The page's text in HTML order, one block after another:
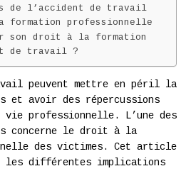
de l’accident de travail
professionnelle
son droit à la formation
de travail ?
peuvent mettre en péril la
et avoir des répercussions
professionnelle. L’une des
concerne le droit à la
des victimes. Cet article
les différentes implications